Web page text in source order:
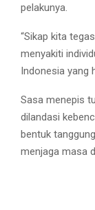
pelakunya.
“Sikap kita
menyakiti
Indonesia yang
Sasa menepis
dilandasi
bentuk
menjaga masa